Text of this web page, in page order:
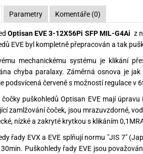
Parametry Komentáře (0)
Optisan EVE 3-12X56Pi SFP MIL-G4Ai z
EVE byl kompletně přepracován a tak
mechanickému systému je klikání
chyba paralaxy. Záměrná osnova je
podsvícená červeně s možností regulace v
čočky puškohledů Optisan EVE mají
zamlžování čoček, jsou mrazuvzdorné,
nízké a zakryté krytkou s klikáním
řady EVX a EVE splňují normu "JIS 7"
Puškohledy řady EVE jsou